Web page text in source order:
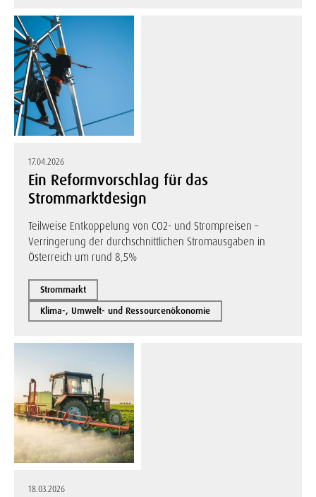
17.04.2026
Ein Reformvorschlag für das
Strommarktdesign
Teilweise Entkoppelung von CO2- und Strompreisen –
Verringerung der durchschnittlichen Stromausgaben in
Österreich um rund 8,5%
Strommarkt
Klima-, Umwelt- und Ressourcenökonomie
18.03.2026